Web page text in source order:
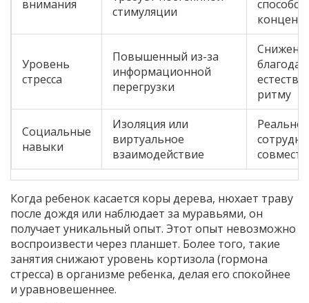
внимания
стимуляции
Уровень
стресса
Повышенный из-за
информационной
перегрузки
ритму
Социальные
навыки
Изоляция или
виртуальное
взаимодействие
Реальное
Когда ребенок касается коры дерева, нюхает траву
после дождя или наблюдает за муравьями, он
получает уникальный опыт. Этот опыт невозможно
воспроизвести через планшет. Более того, такие
занятия снижают уровень кортизола (гормона
стресса) в организме ребенка, делая его спокойнее
и уравновешеннее.